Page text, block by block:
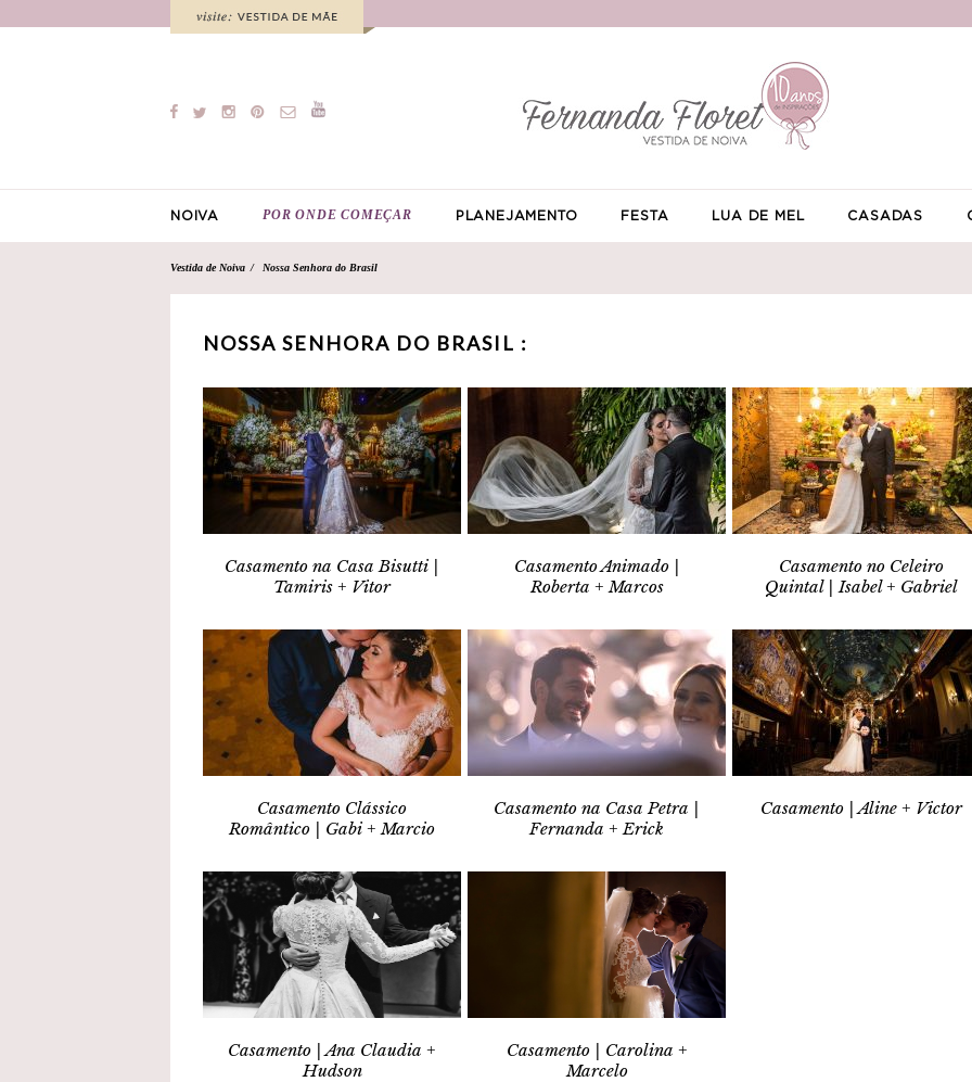
NOIVA POR ONDE COMEÇAR PLANEJAMENTO FESTA LUA DE MEL CASADAS
Vestida de Noiva Nossa Senhora do Brasil
NOSSA SENHORA DO BRASIL :
Casamento na Casa Bisutti |
Tamiris + Vitor
Casamento Animado |
Roberta + Marcos
Casamento no Celeiro
Quintal | Isabel + Gabriel
Casamento Clássico
Romântico | Gabi + Marcio
Casamento na Casa Petra |
Fernanda + Erick
Casamento | Aline + Victor
Casamento | Ana Claudia +
Hudson
Casamento | Carolina +
Marcelo